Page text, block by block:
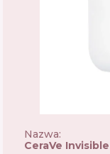
Nazwa:
CeraVe